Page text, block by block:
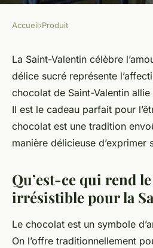
Offrir un délice
chocolat de
Antoine •30 janvier 2026 •2 min
Accueil›Produit
La Saint-Valentin célèbre
délice sucré représente
chocolat de Saint-Valentin
Il est le cadeau parfait pour
chocolat est une tradition
manière délicieuse d’exprimer
Qu’est-ce qui rend
irrésistible pour la
Le chocolat est un symbole
On l’offre traditionnellement